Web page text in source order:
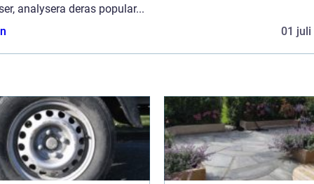
analysera deras popular...
01 juli